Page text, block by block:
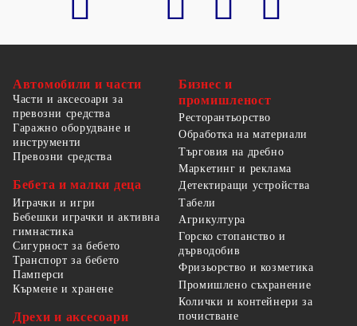
Автомобили и части
Части и аксесоари за
превозни средства
Гаражно оборудване и
инструменти
Превозни средства
Бебета и малки деца
Играчки и игри
Бебешки играчки и активна
гимнастика
Сигурност за бебето
Транспорт за бебето
Памперси
Кърмене и хранене
Дрехи и аксесоари
Бизнес и
промишленост
Ресторантьорство
Обработка на материали
Търговия на дребно
Маркетинг и реклама
Детектиращи устройства
Табели
Агрикултура
Горско стопанство и
дърводобив
Фризьорство и козметика
Промишлено съхранение
Колички и контейнери за
почистване